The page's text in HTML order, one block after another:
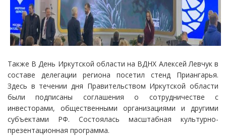
Также В День Иркутской области на ВДНХ Алексей Левчук в
составе делегации региона посетил стенд Приангарья.
Здесь в течении дня Правительством Иркутской области
были подписаны соглашения о сотрудничестве с
инвесторами, общественными организациями и другими
субъектами РФ. Состоялась масштабная культурно-
презентационная программа.